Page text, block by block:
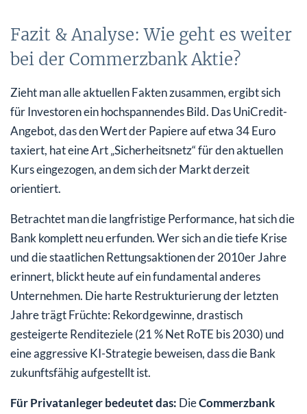
Fazit & Analyse: Wie geht es weiter
bei der Commerzbank Aktie?
Zieht man alle aktuellen Fakten zusammen, ergibt sich
für Investoren ein hochspannendes Bild. Das UniCredit-
Angebot, das den Wert der Papiere auf etwa 34 Euro
taxiert, hat eine Art „Sicherheitsnetz“ für den aktuellen
Kurs eingezogen, an dem sich der Markt derzeit
orientiert.
Betrachtet man die langfristige Performance, hat sich die
Bank komplett neu erfunden. Wer sich an die tiefe Krise
und die staatlichen Rettungsaktionen der 2010er Jahre
erinnert, blickt heute auf ein fundamental anderes
Unternehmen. Die harte Restrukturierung der letzten
Jahre trägt Früchte: Rekordgewinne, drastisch
gesteigerte Renditeziele (21 % Net RoTE bis 2030) und
eine aggressive KI-Strategie beweisen, dass die Bank
zukunftsfähig aufgestellt ist.
Für Privatanleger bedeutet das: DieCommerzbank